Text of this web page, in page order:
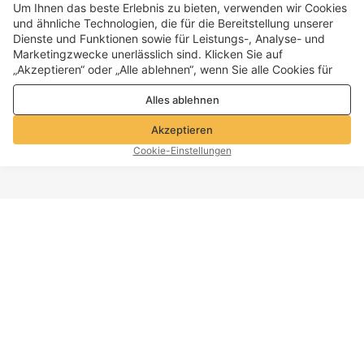
Um Ihnen das beste Erlebnis zu bieten, verwenden wir Cookies
und ähnliche Technologien, die für die Bereitstellung unserer
Dienste und Funktionen sowie für Leistungs-, Analyse- und
Marketingzwecke unerlässlich sind. Klicken Sie auf
„Akzeptieren“ oder „Alle ablehnen“, wenn Sie alle Cookies für
Leistungs-, Analyse- und Marketingzwecke zulassen oder
ablehnen möchten. Weitere Informationen finden Sie in unserer
Datenschutz- und Cookie-Richtlinie
Alles ablehnen
Akzeptieren
Cookie-Einstellungen